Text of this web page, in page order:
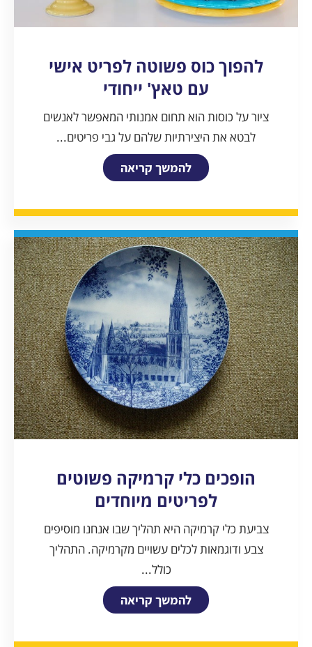
להפוך כוס פשוטה לפריט אישי
עם טאץ' ייחודי
ציור על כוסות הוא תחום אמנותי המאפשר לאנשים
לבטא את היצירתיות שלהם על גבי פריטים...
להמשך קריאה
הופכים כלי קרמיקה פשוטים
לפריטים מיוחדים
צביעת כלי קרמיקה היא תהליך שבו אנחנו מוסיפים
צבע ודוגמאות לכלים עשויים מקרמיקה. התהליך
כולל...
להמשך קריאה